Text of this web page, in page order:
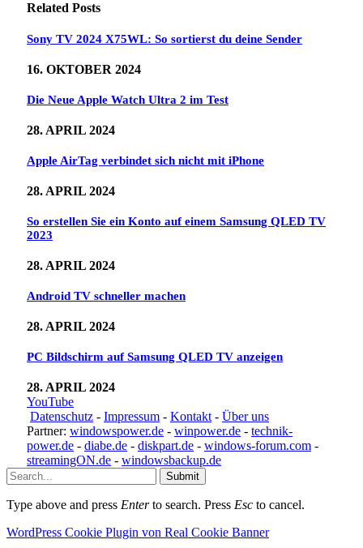
Related Posts
Sony TV 2024 X75WL: So sortierst du deine Sender
16. OKTOBER 2024
Die Neue Apple Watch Ultra 2 im Test
28. APRIL 2024
Apple AirTag verbindet sich nicht mit iPhone
28. APRIL 2024
So erstellen Sie ein Konto auf einem Samsung QLED TV
2023
28. APRIL 2024
Android TV schneller machen
28. APRIL 2024
PC Bildschirm auf Samsung QLED TV anzeigen
28. APRIL 2024
YouTube
Datenschutz - Impressum - Kontakt - Über uns
Partner: windowspower.de - winpower.de - technik-
power.de - diabe.de - diskpart.de - windows-forum.com -
streamingON.de - windowsbackup.de
Submit
Type above and press Enterto search. Press Esc to cancel.
WordPress Cookie Plugin von Real Cookie Banner